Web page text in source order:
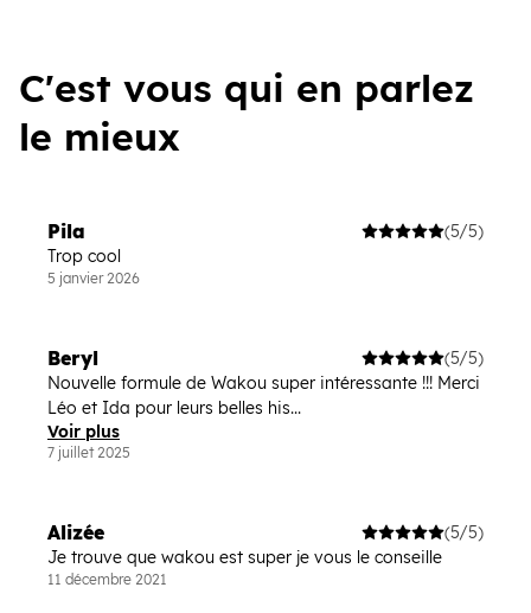
C'est vous qui en parlez
le mieux
Pila
(5/5)
Trop cool
5 janvier 2026
Beryl
(5/5)
Nouvelle formule de Wakou super intéressante !!! Merci
Léo et Ida pour leurs belles his...
Voir plus
7 juillet 2025
Alizée
(5/5)
Je trouve que wakou est super je vous le conseille
11 décembre 2021